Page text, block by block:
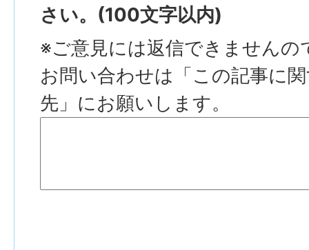
さい。(100文字以内)
※ご意見には返信できませんの
お問い合わせは「この記事に
先」にお願いします。